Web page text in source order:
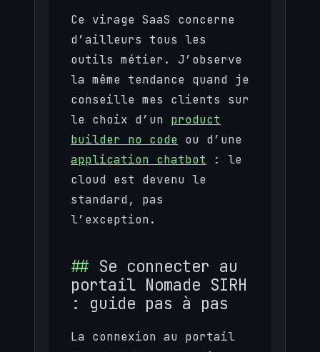
Ce virage SaaS concerne
d’ailleurs tous les
outils métier. J’observe
la même tendance quand je
conseille mes clients sur
le choix d’un product
builder no code ou d’une
application chatbot : le
cloud est devenu le
standard, pas
l’exception.
Se connecter au
portail Nomade SIRH
: guide pas à pas
La connexion au portail